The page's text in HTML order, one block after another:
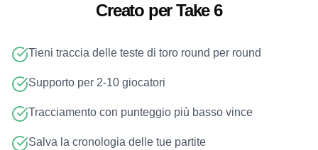
Creato per Take 6
Tieni traccia delle teste di toro round per round
Supporto per 2-10 giocatori
Tracciamento con punteggio più basso vince
Salva la cronologia delle tue partite